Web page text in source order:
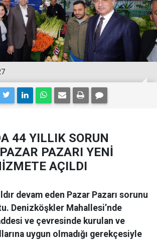
44 YILLIK SORUN
PAZARI YENİ
AÇILDI
devam eden Pazar Pazarı sorunu
Denizköşkler Mahallesi’nde
ve çevresinde kurulan ve
uygun olmadığı gerekçesiyle